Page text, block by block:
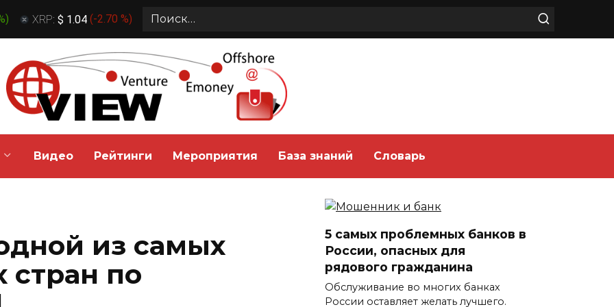
) XRP: $ 1.04 (-2.70 %)
Search
Видео Рейтинги Мероприятия База знаний Словарь
из самых
стран по
5 самых проблемных банков в
России, опасных для
рядового гражданина
Обслуживание во многих банках
России оставляет желать лучшего.